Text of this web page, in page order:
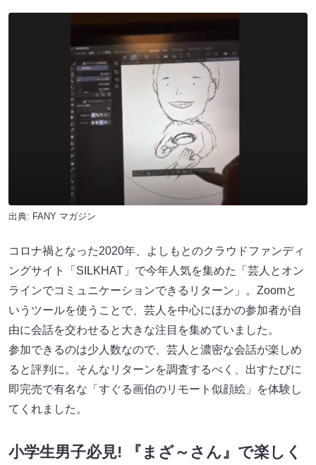
出典: FANY マガジン
コロナ禍となった2020年、よしもとのクラウドファンディ
ングサイト「SILKHAT」で今年人気を集めた「芸人とオン
ラインでコミュニケーションできるリターン」。Zoomと
いうツールを使うことで、芸人を中心にほかの参加者が自
由に会話を交わせると大きな注目を集めていました。
参加できるのは少人数なので、芸人と濃密な会話が楽しめ
ると評判に。そんなリターンを調査するべく、出すたびに
即完売で有名な「すぐる画伯のリモート似顔絵」を体験し
てくれました。
小学生男子必見! 『まざ～さん』で楽しく